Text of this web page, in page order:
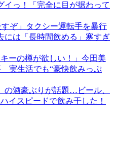
っ！「完全に目が据わって
ぞ」タクシー運転手を暴行
は「長時間飲める」寒すぎ
ーの樽が欲しい！」今田美
生活でも“豪快飲みっぷ
の酒豪ぶりが話題…ビール、
イスピードで飲み干した！